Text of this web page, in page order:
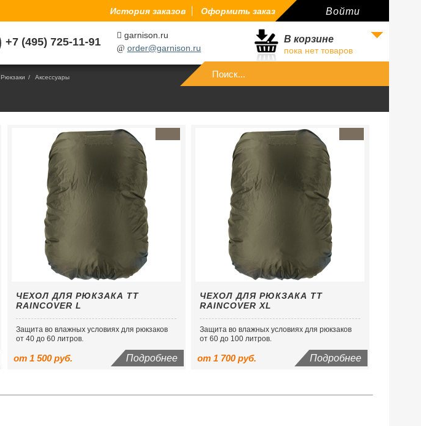
Войти
История заказов Оформить заказ
+7 (495) 725-11-91
 garnison.ru
@ order@garnison.ru
В корзине
пока нет товаров
Рюкзаки / Аксессуары
ЧЕХОЛ ДЛЯ РЮКЗАКА TT
RAINCOVER L
Защита во влажных условиях для рюкзаков
от 40 до 60 литров.
от 1 500 руб. Подробнее
ЧЕХОЛ ДЛЯ РЮКЗАКА TT
RAINCOVER XL
Защита во влажных условиях для рюкзаков
от 60 до 100 литров.
от 1 700 руб. Подробнее